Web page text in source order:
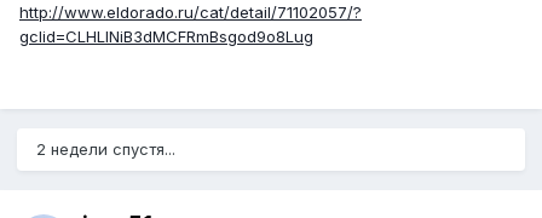
http://www.eldorado.ru/cat/detail/71102057/?
gclid=CLHLlNiB3dMCFRmBsgod9o8Lug
2 недели спустя...